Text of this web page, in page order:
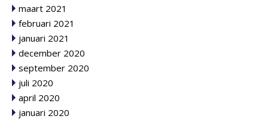
maart 2021
februari 2021
januari 2021
december 2020
september 2020
juli 2020
april 2020
januari 2020